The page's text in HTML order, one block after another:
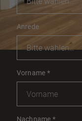
Anrede
Vorname *